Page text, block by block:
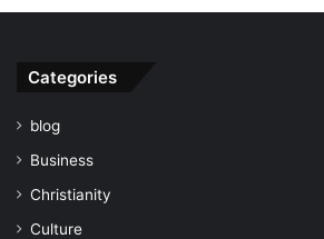
Categories
blog
Business
Christianity
Culture